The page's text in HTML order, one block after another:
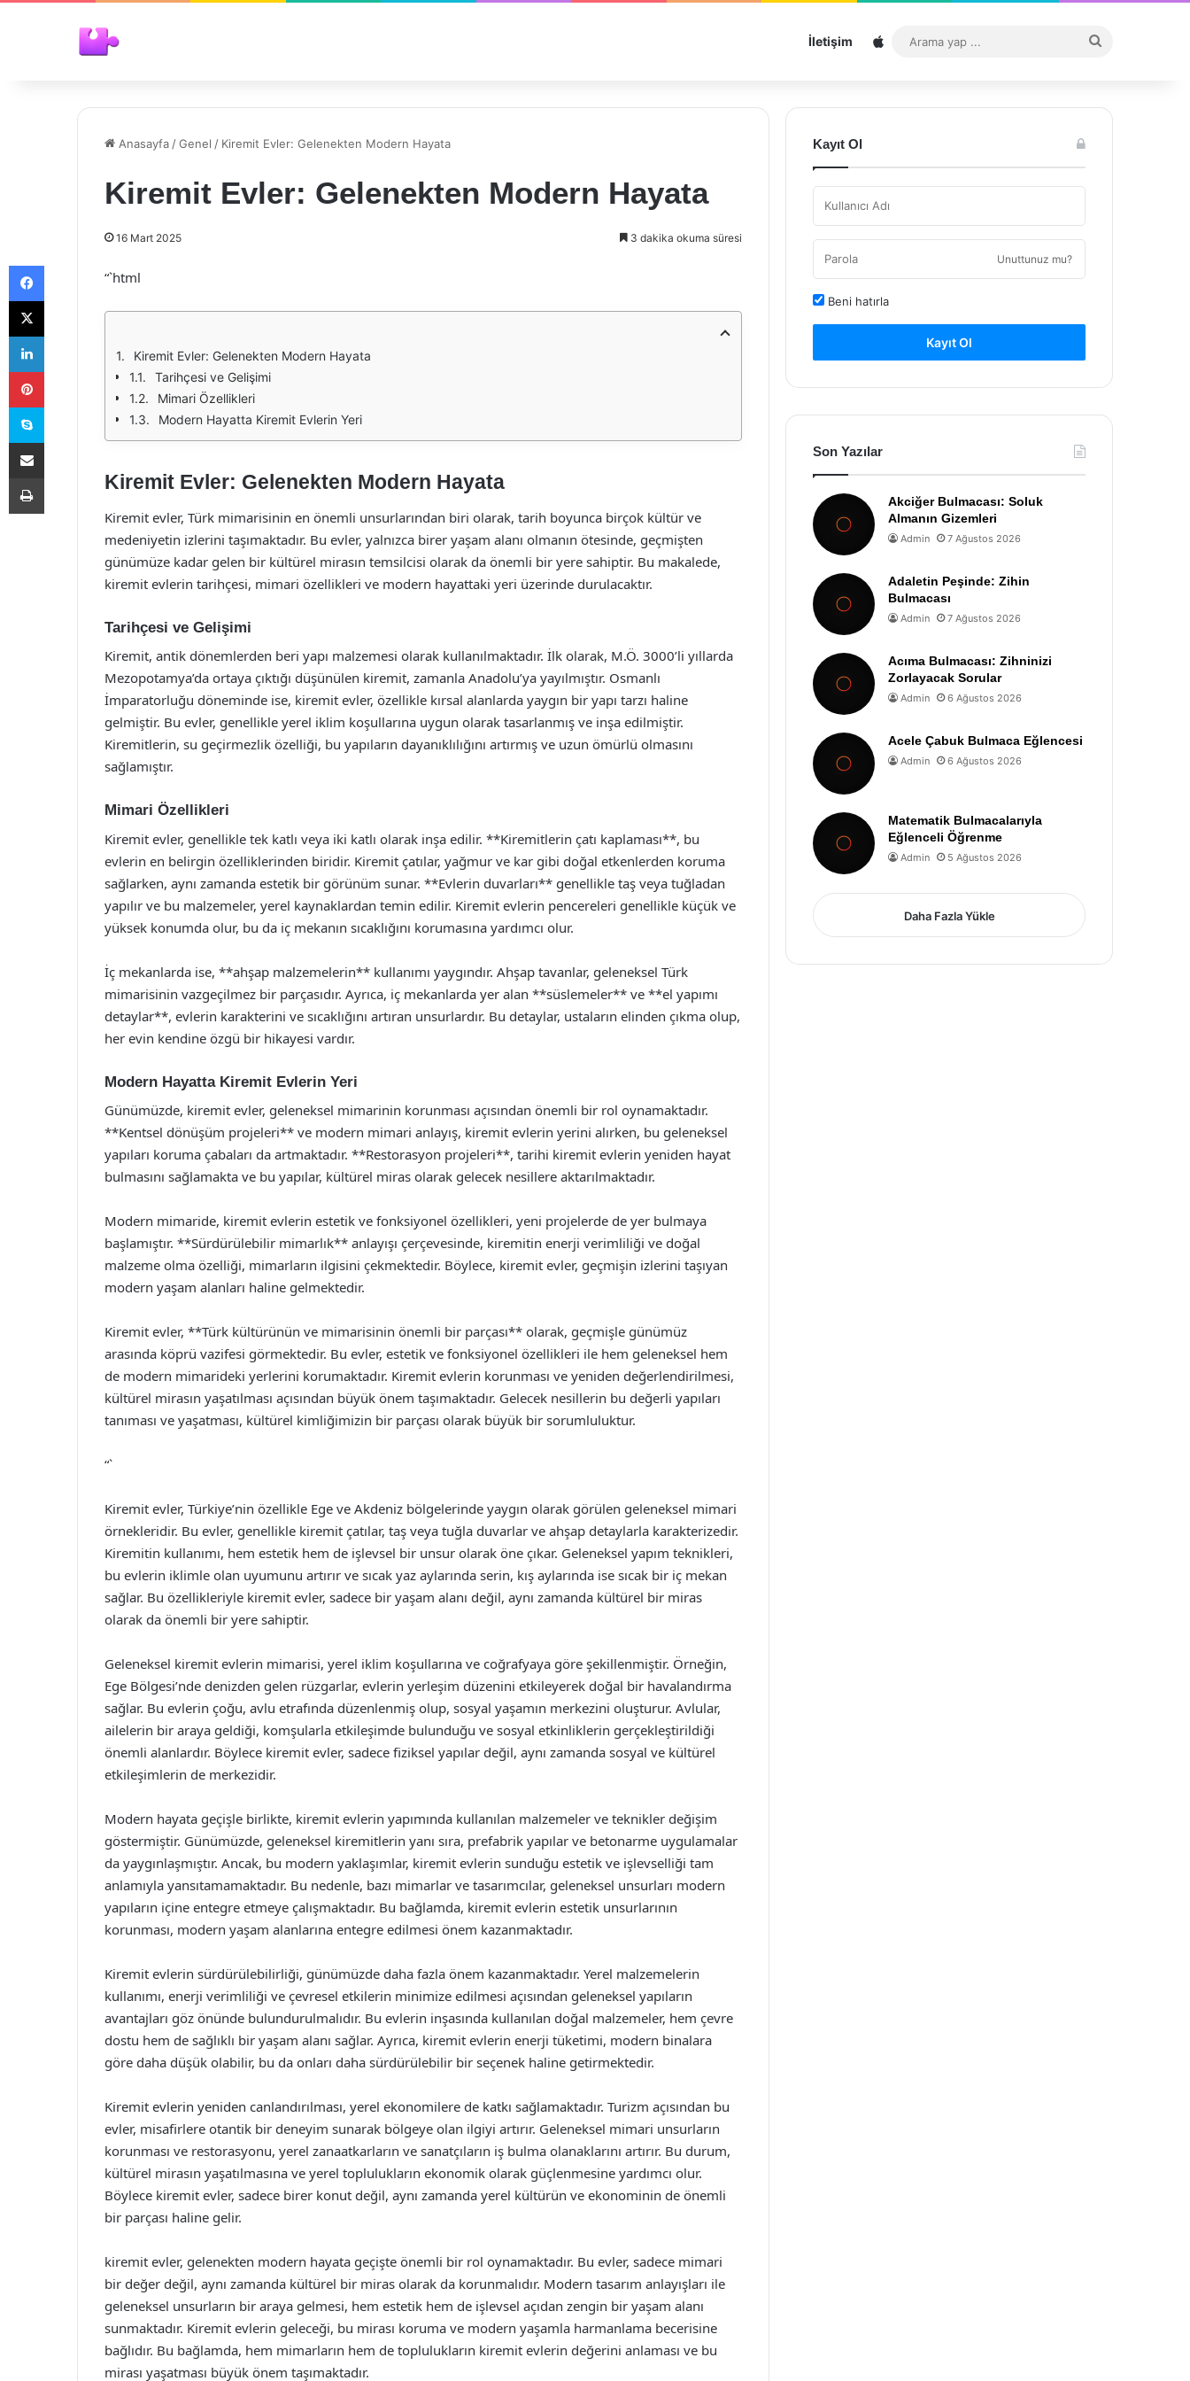
İletişim Sitemap
...
Anasayfa /Genel / Kiremit Evler: Gelenekten Modern Hayata
Kiremit Evler: Gelenekten Modern Hayata
16 Mart 2025 3 dakika okuma süresi
“`html
Kiremit Evler: Gelenekten Modern Hayata
Tarihçesi ve Gelişimi
Mimari Özellikleri
Modern Hayatta Kiremit Evlerin Yeri
Kiremit Evler: Gelenekten Modern Hayata
Kiremit evler, Türk mimarisinin en önemli unsurlarından biri olarak, tarih boyunca birçok kültür ve
medeniyetin izlerini taşımaktadır. Bu evler, yalnızca birer yaşam alanı olmanın ötesinde, geçmişten
günümüze kadar gelen bir kültürel mirasın temsilcisi olarak da önemli bir yere sahiptir. Bu makalede,
kiremit evlerin tarihçesi, mimari özellikleri ve modern hayattaki yeri üzerinde durulacaktır.
Tarihçesi ve Gelişimi
Kiremit, antik dönemlerden beri yapı malzemesi olarak kullanılmaktadır. İlk olarak, M.Ö. 3000’li yıllarda
Mezopotamya’da ortaya çıktığı düşünülen kiremit, zamanla Anadolu’ya yayılmıştır. Osmanlı
İmparatorluğu döneminde ise, kiremit evler, özellikle kırsal alanlarda yaygın bir yapı tarzı haline
gelmiştir. Bu evler, genellikle yerel iklim koşullarına uygun olarak tasarlanmış ve inşa edilmiştir.
Kiremitlerin, su geçirmezlik özelliği, bu yapıların dayanıklılığını artırmış ve uzun ömürlü olmasını
sağlamıştır.
Mimari Özellikleri
Kiremit evler, genellikle tek katlı veya iki katlı olarak inşa edilir. **Kiremitlerin çatı kaplaması**, bu
evlerin en belirgin özelliklerinden biridir. Kiremit çatılar, yağmur ve kar gibi doğal etkenlerden koruma
sağlarken, aynı zamanda estetik bir görünüm sunar. **Evlerin duvarları** genellikle taş veya tuğladan
yapılır ve bu malzemeler, yerel kaynaklardan temin edilir. Kiremit evlerin pencereleri genellikle küçük ve
yüksek konumda olur, bu da iç mekanın sıcaklığını korumasına yardımcı olur.
İç mekanlarda ise, **ahşap malzemelerin** kullanımı yaygındır. Ahşap tavanlar, geleneksel Türk
mimarisinin vazgeçilmez bir parçasıdır. Ayrıca, iç mekanlarda yer alan **süslemeler** ve **el yapımı
detaylar**, evlerin karakterini ve sıcaklığını artıran unsurlardır. Bu detaylar, ustaların elinden çıkma olup,
her evin kendine özgü bir hikayesi vardır.
Modern Hayatta Kiremit Evlerin Yeri
Günümüzde, kiremit evler, geleneksel mimarinin korunması açısından önemli bir rol oynamaktadır.
**Kentsel dönüşüm projeleri** ve modern mimari anlayış, kiremit evlerin yerini alırken, bu geleneksel
yapıları koruma çabaları da artmaktadır. **Restorasyon projeleri**, tarihi kiremit evlerin yeniden hayat
bulmasını sağlamakta ve bu yapılar, kültürel miras olarak gelecek nesillere aktarılmaktadır.
Modern mimaride, kiremit evlerin estetik ve fonksiyonel özellikleri, yeni projelerde de yer bulmaya
başlamıştır. **Sürdürülebilir mimarlık** anlayışı çerçevesinde, kiremitin enerji verimliliği ve doğal
malzeme olma özelliği, mimarların ilgisini çekmektedir. Böylece, kiremit evler, geçmişin izlerini taşıyan
modern yaşam alanları haline gelmektedir.
Kiremit evler, **Türk kültürünün ve mimarisinin önemli bir parçası** olarak, geçmişle günümüz
arasında köprü vazifesi görmektedir. Bu evler, estetik ve fonksiyonel özellikleri ile hem geleneksel hem
de modern mimarideki yerlerini korumaktadır. Kiremit evlerin korunması ve yeniden değerlendirilmesi,
kültürel mirasın yaşatılması açısından büyük önem taşımaktadır. Gelecek nesillerin bu değerli yapıları
tanıması ve yaşatması, kültürel kimliğimizin bir parçası olarak büyük bir sorumluluktur.
“`
Kiremit evler, Türkiye’nin özellikle Ege ve Akdeniz bölgelerinde yaygın olarak görülen geleneksel mimari
örnekleridir. Bu evler, genellikle kiremit çatılar, taş veya tuğla duvarlar ve ahşap detaylarla karakterizedir.
Kiremitin kullanımı, hem estetik hem de işlevsel bir unsur olarak öne çıkar. Geleneksel yapım teknikleri,
bu evlerin iklimle olan uyumunu artırır ve sıcak yaz aylarında serin, kış aylarında ise sıcak bir iç mekan
sağlar. Bu özellikleriyle kiremit evler, sadece bir yaşam alanı değil, aynı zamanda kültürel bir miras
olarak da önemli bir yere sahiptir.
Geleneksel kiremit evlerin mimarisi, yerel iklim koşullarına ve coğrafyaya göre şekillenmiştir. Örneğin,
Ege Bölgesi’nde denizden gelen rüzgarlar, evlerin yerleşim düzenini etkileyerek doğal bir havalandırma
sağlar. Bu evlerin çoğu, avlu etrafında düzenlenmiş olup, sosyal yaşamın merkezini oluşturur. Avlular,
ailelerin bir araya geldiği, komşularla etkileşimde bulunduğu ve sosyal etkinliklerin gerçekleştirildiği
önemli alanlardır. Böylece kiremit evler, sadece fiziksel yapılar değil, aynı zamanda sosyal ve kültürel
etkileşimlerin de merkezidir.
Modern hayata geçişle birlikte, kiremit evlerin yapımında kullanılan malzemeler ve teknikler değişim
göstermiştir. Günümüzde, geleneksel kiremitlerin yanı sıra, prefabrik yapılar ve betonarme uygulamalar
da yaygınlaşmıştır. Ancak, bu modern yaklaşımlar, kiremit evlerin sunduğu estetik ve işlevselliği tam
anlamıyla yansıtamamaktadır. Bu nedenle, bazı mimarlar ve tasarımcılar, geleneksel unsurları modern
yapıların içine entegre etmeye çalışmaktadır. Bu bağlamda, kiremit evlerin estetik unsurlarının
korunması, modern yaşam alanlarına entegre edilmesi önem kazanmaktadır.
Kiremit evlerin sürdürülebilirliği, günümüzde daha fazla önem kazanmaktadır. Yerel malzemelerin
kullanımı, enerji verimliliği ve çevresel etkilerin minimize edilmesi açısından geleneksel yapıların
avantajları göz önünde bulundurulmalıdır. Bu evlerin inşasında kullanılan doğal malzemeler, hem çevre
dostu hem de sağlıklı bir yaşam alanı sağlar. Ayrıca, kiremit evlerin enerji tüketimi, modern binalara
göre daha düşük olabilir, bu da onları daha sürdürülebilir bir seçenek haline getirmektedir.
Kiremit evlerin yeniden canlandırılması, yerel ekonomilere de katkı sağlamaktadır. Turizm açısından bu
evler, misafirlere otantik bir deneyim sunarak bölgeye olan ilgiyi artırır. Geleneksel mimari unsurların
korunması ve restorasyonu, yerel zanaatkarların ve sanatçıların iş bulma olanaklarını artırır. Bu durum,
kültürel mirasın yaşatılmasına ve yerel toplulukların ekonomik olarak güçlenmesine yardımcı olur.
Böylece kiremit evler, sadece birer konut değil, aynı zamanda yerel kültürün ve ekonominin de önemli
bir parçası haline gelir.
kiremit evler, gelenekten modern hayata geçişte önemli bir rol oynamaktadır. Bu evler, sadece mimari
bir değer değil, aynı zamanda kültürel bir miras olarak da korunmalıdır. Modern tasarım anlayışları ile
geleneksel unsurların bir araya gelmesi, hem estetik hem de işlevsel açıdan zengin bir yaşam alanı
sunmaktadır. Kiremit evlerin geleceği, bu mirası koruma ve modern yaşamla harmanlama becerisine
bağlıdır. Bu bağlamda, hem mimarların hem de toplulukların kiremit evlerin değerini anlaması ve bu
mirası yaşatması büyük önem taşımaktadır.
Kayıt Ol
Unuttunuz mu?
Beni hatırla
Kayıt Ol
Son Yazılar
Akciğer Bulmacası: Soluk
Almanın Gizemleri
Admin 7 Ağustos 2026
Adaletin Peşinde: Zihin
Bulmacası
Admin 7 Ağustos 2026
Acıma Bulmacası: Zihninizi
Zorlayacak Sorular
Admin 6 Ağustos 2026
Acele Çabuk Bulmaca Eğlencesi
Admin 6 Ağustos 2026
Matematik Bulmacalarıyla
Eğlenceli Öğrenme
Admin 5 Ağustos 2026
Daha Fazla Yükle
Facebook
X
LinkedIn
Pinterest
Skype
E-Posta ile paylaş